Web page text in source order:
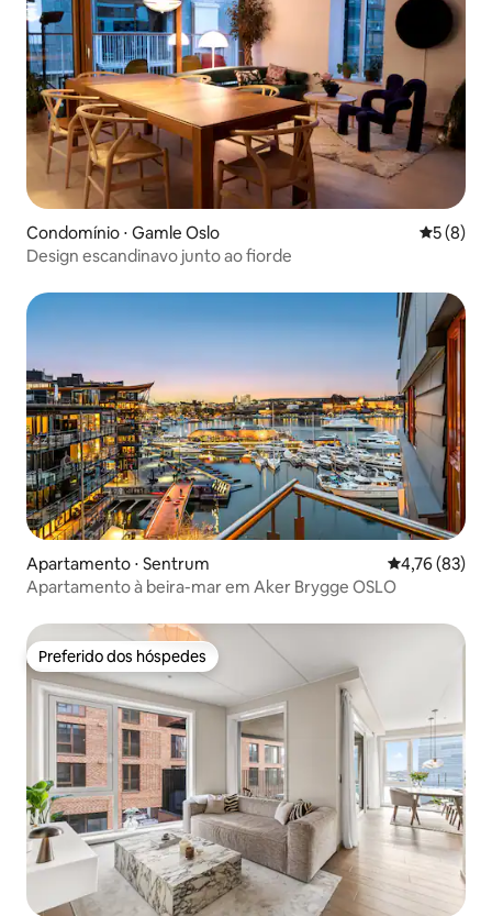
Condomínio ⋅ Gamle Oslo 5 de
5 (8)
Design escandinavo junto ao fiorde
Apartamento ⋅ Sentrum 4,76 de uma
4,76 (83)
Apartamento à beira-mar em Aker Brygge OSLO
Preferido dos hóspedes
Preferido dos hóspedes